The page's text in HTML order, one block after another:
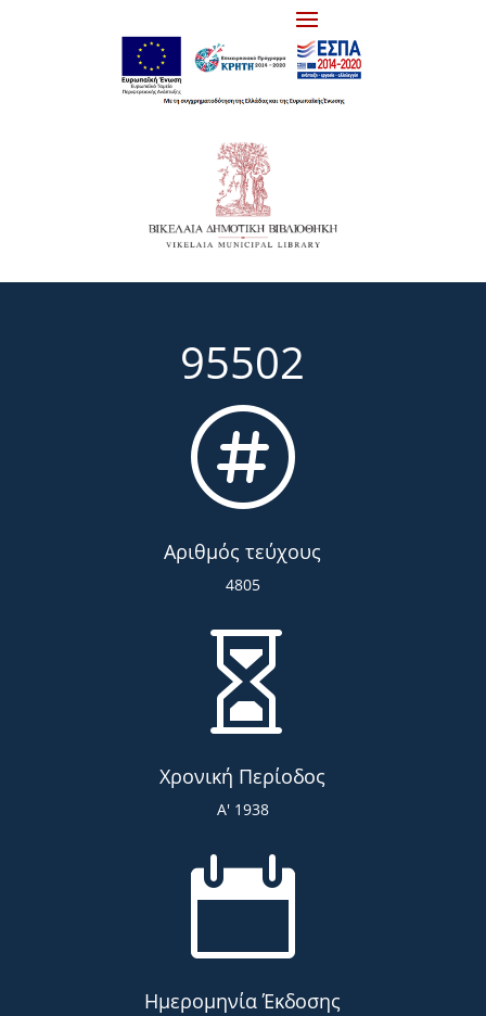
95502

Αριθμός τεύχους
4805

Χρονική Περίοδος
Α' 1938

Ημερομηνία Έκδοσης